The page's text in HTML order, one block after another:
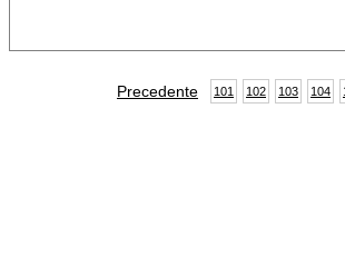
Precedente 101 102 103 104